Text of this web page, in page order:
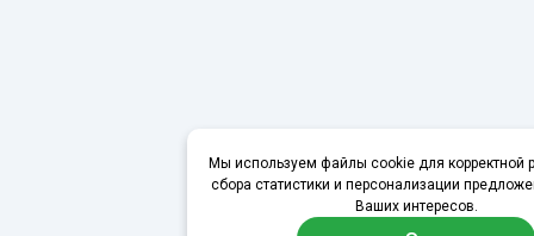
Мы используем файлы cookie для корректной
сбора статистики и персонализации
Ваших интересов.